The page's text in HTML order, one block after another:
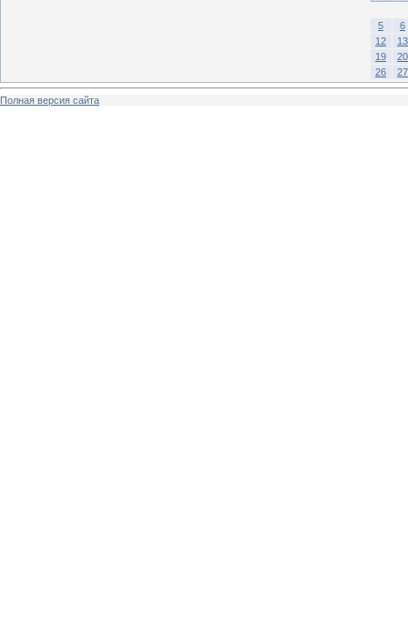
5
6
12
13
19
20
26
27
Полная версия сайта